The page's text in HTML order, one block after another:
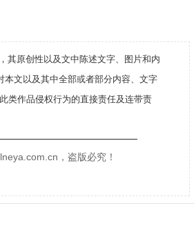
其原创性以及文中陈述文字、图片和内
文以及其中全部或者部分内容、文字
类作品侵权行为的直接责任及连带责
，盗版必究！